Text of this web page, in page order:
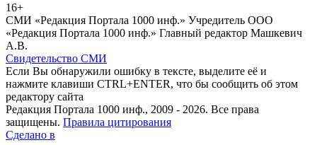
16+
СМИ «Редакция Портала 1000 инф.» Учредитель ООО
«Редакция Портала 1000 инф.» Главный редактор Машкевич
А.В.
Свидетельство СМИ
Если Вы обнаружили ошибку в тексте, выделите её и
нажмите клавиши CTRL+ENTER, что бы сообщить об этом
редактору сайта
Редакция Портала 1000 инф., 2009 - 2026. Все права
защищены. Правила цитирования
Сделано в